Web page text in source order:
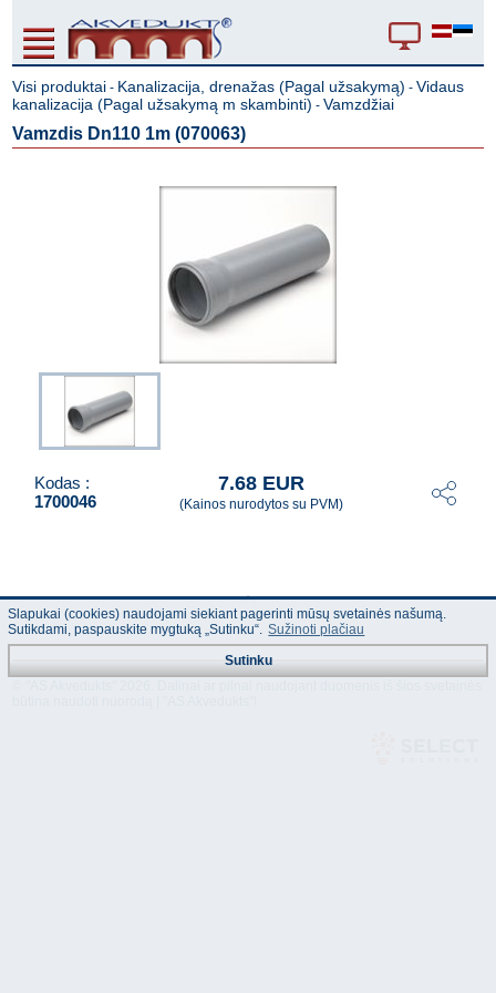
Visi produktai - Kanalizacija, drenažas (Pagal užsakymą) -Vidaus
kanalizacija (Pagal užsakymą m skambinti) -Vamzdžiai
Vamzdis Dn110 1m (070063)
Kodas :
1700046
7.68 EUR
(Kainos nurodytos su PVM)
Slapukai (cookies) naudojami siekiant pagerinti mūsų svetainės našumą.
Sutikdami, paspauskite mygtuką „Sutinku“. Sužinoti plačiau
Sutinku